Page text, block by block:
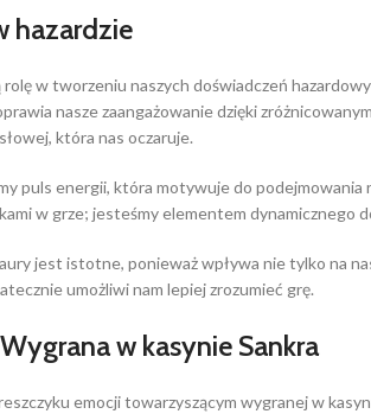
hazardzie
w tworzeniu naszych doświadczeń
nasze zaangażowanie dzięki
która nas oczaruje.
puls energii, która motywuje do podejmowania
w grze; jesteśmy elementem dynamicznego
jest istotne, ponieważ wpływa nie tylko na
umożliwi nam lepiej zrozumieć grę.
w kasynie Sankra
emocji towarzyszącym wygranej w